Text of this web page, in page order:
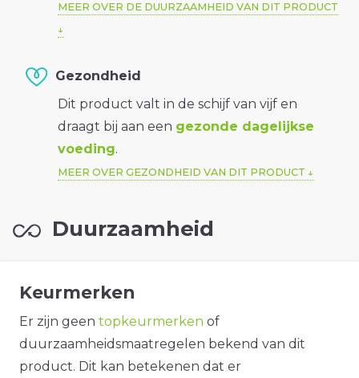
MEER OVER DE DUURZAAMHEID VAN DIT PRODUCT
Gezondheid
Dit product valt in de schijf van vijf en
draagt bij aan een gezonde dagelijkse
voeding.
MEER OVER GEZONDHEID VAN DIT PRODUCT
Duurzaamheid
Keurmerken
Er zijn geen topkeurmerken of
duurzaamheidsmaatregelen bekend van dit
product. Dit kan betekenen dat er